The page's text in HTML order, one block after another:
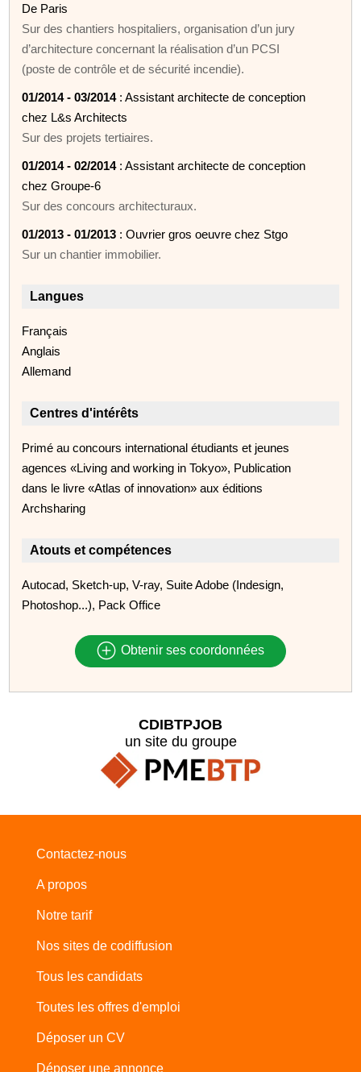
De Paris
Sur des chantiers hospitaliers, organisation d’un jury
d’architecture concernant la réalisation d’un PCSI
(poste de contrôle et de sécurité incendie).
01/2014 - 03/2014: Assistant architecte de conception
chez L&s Architects
Sur des projets tertiaires.
01/2014 - 02/2014: Assistant architecte de conception
chez Groupe-6
Sur des concours architecturaux.
01/2013 - 01/2013 : Ouvrier gros oeuvre chez Stgo
Sur un chantier immobilier.
Langues
Français
Anglais
Allemand
Centres d'intérêts
Primé au concours international étudiants et jeunes
agences «Living and working in Tokyo», Publication
dans le livre «Atlas of innovation» aux éditions
Archsharing
Atouts et compétences
Autocad, Sketch-up, V-ray, Suite Adobe (Indesign,
Photoshop...), Pack Office
Obtenir ses coordonnées
CDIBTPJOB
un site du groupe
Contactez-nous
A propos
Notre tarif
Nos sites de codiffusion
Tous les candidats
Toutes les offres d'emploi
Déposer un CV
Déposer une annonce